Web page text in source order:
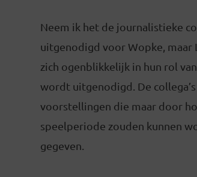
Neem ik het de journalistieke
uitgenodigd voor Wopke, maar
zich ogenblikkelijk in hun rol
wordt uitgenodigd. De
voorstellingen die maar door
speelperiode zouden kunnen
gegeven.